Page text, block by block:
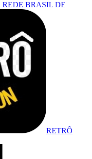
REDE BRASIL DE
RETRÔ